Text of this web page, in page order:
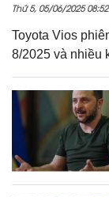
Thứ 5, 05/06/2025 08:52
Toyota Vios
8/2025 và nhiều